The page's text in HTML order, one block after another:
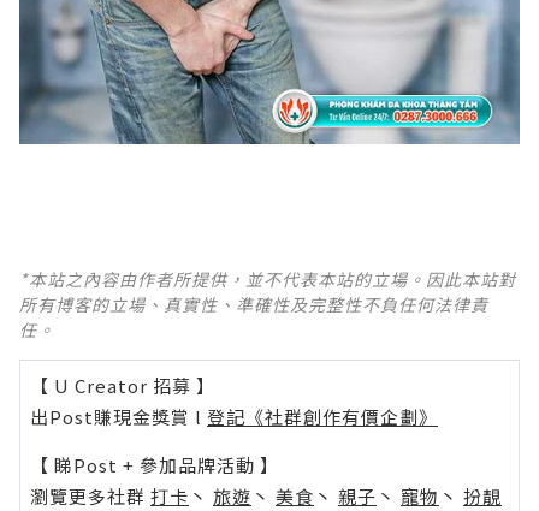
*本站之內容由作者所提供，並不代表本站的立場。因此本站對
所有博客的立場、真實性、準確性及完整性不負任何法律責
任。
【 U Creator 招募 】
出Post賺現金獎賞 l 登記《社群創作有價企劃》
【 睇Post + 參加品牌活動 】
瀏覽更多社群 打卡 丶 旅遊 丶 美食 丶 親子 丶 寵物 丶 扮靚